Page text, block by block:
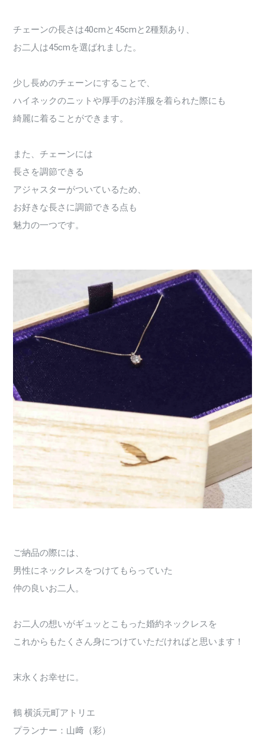
チェーンの長さは40cmと45cmと2種類あり、
お二人は45cmを選ばれました。
少し長めのチェーンにすることで、
ハイネックのニットや厚手のお洋服を着られた際にも
綺麗に着ることができます。
また、チェーンには
長さを調節できる
アジャスターがついているため、
お好きな長さに調節できる点も
魅力の一つです。
ご納品の際には、
男性にネックレスをつけてもらっていた
仲の良いお二人。
お二人の想いがギュッとこもった婚約ネックレスを
これからもたくさん身につけていただければと思います！
末永くお幸せに。
鶴 横浜元町アトリエ
プランナー：山﨑（彩）